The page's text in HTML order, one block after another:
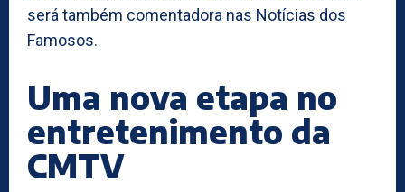
será também comentadora nas Notícias dos
Famosos.
Uma nova etapa no
entretenimento da
CMTV